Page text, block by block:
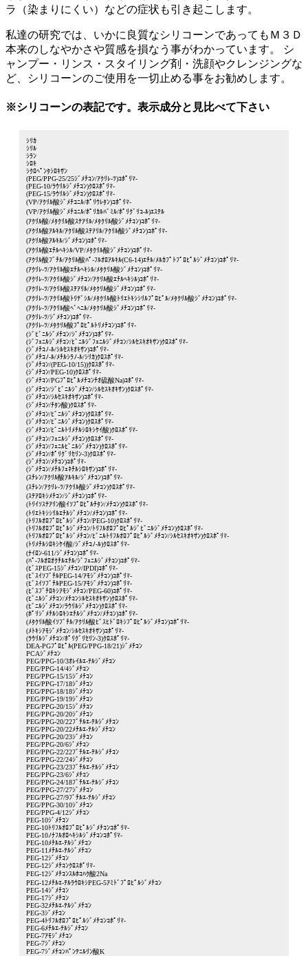
ラ（染まりにくい）などの症状も引き起こします。
私達の研究では、いかに良質なシリコーンであってもＭ３Ｄ
本来のしなやかさや質感を損なう事がわかっています。 シ
ャンプー・リンス・スタイリング剤・洗顔やクレンジングな
ど、シリコーンのご使用を一切止める事をお勧めします。
※シリコーンの表記です。表示成分と見比べて下さい
ｼﾘｶ
ｼﾘﾙ
ｼﾗﾝ
ｼﾛｷ
ｼｸﾛﾍﾟﾝﾀｼﾛｷｻﾝ
(PEG/PPG-25/25ｼﾞﾒﾁｺﾝ/ｱｸﾘﾚ-ﾂ)ｺﾎﾟﾘﾏ-
(PEG-10/ﾗｳﾘﾙｼﾞﾒﾁｺﾝ)ｸﾛｽﾎﾟﾘﾏ-
(PEG-15/ﾗｳﾘﾙｼﾞﾒﾁｺﾝ)ｸﾛｽﾎﾟﾘﾏ-
(VP/ｱｸﾘﾙ酸ｼﾞﾒﾁｺﾆﾙ/ﾎﾟﾘｳﾚﾀﾝ)ｺﾎﾟﾘﾏ-
(VP/ｱｸﾘﾙ酸ｼﾞﾒﾁｺﾆﾙ/ﾎﾟﾘｶﾙﾊﾞﾐﾙ/ﾎﾟﾘｸﾞﾘｺ-ﾙ)ｴｽﾃﾙ
(ｱｸﾘﾙ酸/ﾒﾀｸﾘﾙ酸ｽﾃｱﾘﾙ/ﾒﾀｸﾘﾙ酸ｼﾞﾒﾁｺﾝ)ｺﾎﾟﾘﾏ-
(ｱｸﾘﾙ酸ｱﾙｷﾙ/ｱｸﾘﾙ酸ｽﾃｱﾘﾙ/ｱｸﾘﾙ酸ｼﾞﾒﾁｺﾝ)ｺﾎﾟﾘﾏ-
(ｱｸﾘﾙ酸ｱﾙｷﾙ/ｼﾞﾒﾁｺﾝ)ｺﾎﾟﾘﾏ-
(ｱｸﾘﾙ酸ｴﾁﾙﾍｷｼﾙ/VP/ﾒﾀｸﾘﾙ酸ｼﾞﾒﾁｺﾝ)ｺﾎﾟﾘﾏ-
(ｱｸﾘﾙ酸ﾌﾞﾁﾙ/ｱｸﾘﾙ酸ﾊﾟ-ﾌﾙｵﾛｱﾙｷﾙ(C6-14)ｴﾁﾙ/ﾒﾙｶﾌﾟﾄﾌﾟﾛﾋﾟﾙｼﾞﾒﾁｺﾝ)ｺﾎﾟﾘﾏ-
(ｱｸﾘﾚ-ﾂ/ｱｸﾘﾙ酸ｴﾁﾙﾍｷｼﾙ/ﾒﾀｸﾘﾙ酸ｼﾞﾒﾁｺﾝ)ｺﾎﾟﾘﾏ-
(ｱｸﾘﾚ-ﾂ/ｱｸﾘﾙ酸ｼﾞﾒﾁｺﾝ/ｱｸﾘﾙ酸ｴﾁﾙﾍｷｼﾙ)ｺﾎﾟﾘﾏ-
(ｱｸﾘﾚ-ﾂ/ｱｸﾘﾙ酸ｽﾃｱﾘﾙ/ﾒﾀｸﾘﾙ酸ｼﾞﾒﾁｺﾝ)ｺﾎﾟﾘﾏ-
(ｱｸﾘﾚ-ﾂ/ｱｸﾘﾙ酸ﾄﾘﾃﾞｼﾙ/ﾒﾀｸﾘﾙ酸ﾄﾘｴﾄｷｼｼﾘﾙﾌﾟﾛﾋﾟﾙ/ﾒﾀｸﾘﾙ酸ｼﾞﾒﾁｺﾝ)ｺﾎﾟﾘﾏ-
(ｱｸﾘﾚ-ﾂ/ｱｸﾘﾙ酸ﾍﾞﾍﾆﾙ/ﾒﾀｸﾘﾙ酸ｼﾞﾒﾁｺﾝ)ｺﾎﾟﾘﾏ-
(ｱｸﾘﾚ-ﾂ/ｼﾞﾒﾁｺﾝ)ｺﾎﾟﾘﾏ-
(ｱｸﾘﾚ-ﾂ/ﾒﾀｸﾘﾙ酸ﾌﾟﾛﾋﾟﾙﾄﾘﾒﾁｺﾝ)ｺﾎﾟﾘﾏ-
(ｼﾞﾋﾞﾆﾙｼﾞﾒﾁｺﾝ/ｼﾞﾒﾁｺﾝ)ｺﾎﾟﾘﾏ-
(ｼﾞﾌｪﾆﾙｼﾞﾒﾁｺﾝ/ﾋﾞﾆﾙｼﾞﾌｪﾆﾙｼﾞﾒﾁｺﾝ/ｼﾙｾｽｷｵｷｻﾝ)ｸﾛｽﾎﾟﾘﾏ-
(ｼﾞﾒﾁｺﾉ-ﾙ/ｼﾙｾｽｷｵｷｻﾝ)ｺﾎﾟﾘﾏ-
(ｼﾞﾒﾁｺﾉ-ﾙ/ﾒﾁﾙｼﾗﾉ-ﾙ/ｼﾘｶ)ｸﾛｽﾎﾟﾘﾏ-
(ｼﾞﾒﾁｺﾝ/(PEG-10/15))ｸﾛｽﾎﾟﾘﾏ-
(ｼﾞﾒﾁｺﾝ/PEG-10)ｸﾛｽﾎﾟﾘﾏ-
(ｼﾞﾒﾁｺﾝ/PGﾌﾟﾛﾋﾟﾙﾒﾁｺﾝﾁｵ硫酸Na)ｺﾎﾟﾘﾏ-
(ｼﾞﾒﾁｺﾝ/ｼﾞﾋﾞﾆﾙｼﾞﾒﾁｺﾝ/ｼﾙｾｽｷｵｷｻﾝ)ｸﾛｽﾎﾟﾘﾏ-
(ｼﾞﾒﾁｺﾝ/ｼﾙｾｽｷｵｷｻﾝ)ｺﾎﾟﾘﾏ-
(ｼﾞﾒﾁｺﾝ/ﾁﾀﾝ酸)ｸﾛｽﾎﾟﾘﾏ-
(ｼﾞﾒﾁｺﾝ/ﾋﾞﾆﾙｼﾞﾒﾁｺﾝ)ｸﾛｽﾎﾟﾘﾏ-
(ｼﾞﾒﾁｺﾝ/ﾋﾞﾆﾙｼﾞﾒﾁｺﾝ)ｸﾛｽﾎﾟﾘﾏ-
(ｼﾞﾒﾁｺﾝ/ﾋﾞﾆﾙﾄﾘﾒﾁﾙｼﾛｷｼｹｲ酸)ｸﾛｽﾎﾟﾘﾏ-
(ｼﾞﾒﾁｺﾝ/ﾌｪﾆﾙｼﾞﾒﾁｺﾝ)ｸﾛｽﾎﾟﾘﾏ-
(ｼﾞﾒﾁｺﾝ/ﾌｪﾆﾙﾋﾞﾆﾙｼﾞﾒﾁｺﾝ)ｸﾛｽﾎﾟﾘﾏ-
(ｼﾞﾒﾁｺﾝ/ﾎﾟﾘｸﾞﾘｾﾘﾝ-3)ｸﾛｽﾎﾟﾘﾏ-
(ｼﾞﾒﾁｺﾝ/ﾒﾁｺﾝ)ｺﾎﾟﾘﾏ-
(ｼﾞﾒﾁｺﾝ/ﾒﾁﾙﾌｪﾈﾁﾙｼﾛｷｻﾝ)ｺﾎﾟﾘﾏ-
(ｽﾁﾚﾝ/ｱｸﾘﾙ酸ｱﾙｷﾙ/ｼﾞﾒﾁｺﾝ)ｺﾎﾟﾘﾏ-
(ｽﾁﾚﾝ/ｱｸﾘﾚ-ﾂ/ｱｸﾘﾙ酸ｼﾞﾒﾁｺﾝ)ｸﾛｽﾎﾟﾘﾏ-
(ｽﾃｱﾛｷｼﾒﾁｺﾝ/ｼﾞﾒﾁｺﾝ)ｺﾎﾟﾘﾏ-
(ﾄﾘｲｿｽﾃｱﾘﾝ酸ｲｿﾌﾟﾛﾋﾟﾙﾁﾀﾝ/ﾒﾁｺﾝ)ｸﾛｽﾎﾟﾘﾏ-
(ﾄﾘｴﾄｷｼｼﾘﾙｴﾁﾙｼﾞﾒﾁｺﾝ/ﾒﾁｺﾝ)ｺﾎﾟﾘﾏ-
(ﾄﾘﾌﾙｵﾛﾌﾟﾛﾋﾟﾙｼﾞﾒﾁｺﾝ/PEG-10)ｸﾛｽﾎﾟﾘﾏ-
(ﾄﾘﾌﾙｵﾛﾌﾟﾛﾋﾟﾙｼﾞﾒﾁｺﾝ/ﾄﾘﾌﾙｵﾛﾌﾟﾛﾋﾟﾙｼﾞﾋﾞﾆﾙｼﾞﾒﾁｺﾝ)ｸﾛｽﾎﾟﾘﾏ-
(ﾄﾘﾌﾙｵﾛﾌﾟﾛﾋﾟﾙｼﾞﾒﾁｺﾝ/ﾋﾞﾆﾙﾄﾘﾌﾙｵﾛﾌﾟﾛﾋﾟﾙｼﾞﾒﾁｺﾝ/ｼﾙｾｽｷｵｷｻﾝ)ｸﾛｽﾎﾟﾘﾏ-
(ﾄﾘﾒﾁﾙｼﾛｷｼｹｲ酸/ｼﾞﾒﾁｺﾉ-ﾙ)ｸﾛｽﾎﾟﾘﾏ-
(ﾅｲﾛﾝ-611/ｼﾞﾒﾁｺﾝ)ｺﾎﾟﾘﾏ-
(ﾊﾟ-ﾌﾙｵﾛｵｸﾁﾙｴﾁﾙ/ｼﾞﾌｪﾆﾙｼﾞﾒﾁｺﾝ)ｺﾎﾟﾘﾏ-
(ﾋﾞｽPEG-15ｼﾞﾒﾁｺﾝ/IPDI)ｺﾎﾟﾘﾏ-
(ﾋﾞｽｲｿﾌﾞﾁﾙPEG-14/ｱﾓｼﾞﾒﾁｺﾝ)ｺﾎﾟﾘﾏ-
(ﾋﾞｽｲｿﾌﾞﾁﾙPEG-15/ｱﾓｼﾞﾒﾁｺﾝ)ｺﾎﾟﾘﾏ-
(ﾋﾞｽﾌﾞﾁﾛｷｼｱﾓｼﾞﾒﾁｺﾝ/PEG-60)ｺﾎﾟﾘﾏ-
(ﾋﾞﾆﾙｼﾞﾒﾁｺﾝ/ﾒﾁｺﾝｼﾙｾｽｷｵｷｻﾝ)ｸﾛｽﾎﾟﾘﾏ-
(ﾋﾞﾆﾙｼﾞﾒﾁｺﾝ/ﾗｳﾘﾙｼﾞﾒﾁｺﾝ)ｸﾛｽﾎﾟﾘﾏ-
(ﾎﾟﾘｼﾞﾒﾁﾙｼﾛｷｼｴﾁﾙｼﾞﾒﾁｺﾝ/ﾒﾁｺﾝ)ｺﾎﾟﾘﾏ-
(ﾒﾀｸﾘﾙ酸ｲｿﾌﾞﾁﾙ/ｱｸﾘﾙ酸ﾋﾞｽﾋﾄﾞﾛｷｼﾌﾟﾛﾋﾟﾙｼﾞﾒﾁｺﾝ)ｺﾎﾟﾘﾏ-
(ﾒﾄｷｼｱﾓｼﾞﾒﾁｺﾝ/ｼﾙｾｽｷｵｷｻﾝ)ｺﾎﾟﾘﾏ-
(ﾗｳﾘﾙｼﾞﾒﾁｺﾝ/ﾎﾟﾘｸﾞﾘｾﾘﾝ-3)ｸﾛｽﾎﾟﾘﾏ-
DEA-PGﾌﾟﾛﾋﾟﾙ(PEG/PPG-18/21)ｼﾞﾒﾁｺﾝ
PCAｼﾞﾒﾁｺﾝ
PEG/PPG-10/3ｵﾚｲﾙｴ-ﾃﾙｼﾞﾒﾁｺﾝ
PEG/PPG-14/4ｼﾞﾒﾁｺﾝ
PEG/PPG-15/15ｼﾞﾒﾁｺﾝ
PEG/PPG-17/18ｼﾞﾒﾁｺﾝ
PEG/PPG-18/18ｼﾞﾒﾁｺﾝ
PEG/PPG-19/19ｼﾞﾒﾁｺﾝ
PEG/PPG-20/15ｼﾞﾒﾁｺﾝ
PEG/PPG-20/20ｼﾞﾒﾁｺﾝ
PEG/PPG-20/22ﾌﾞﾁﾙｴ-ﾃﾙｼﾞﾒﾁｺﾝ
PEG/PPG-20/22ﾒﾁﾙｴ-ﾃﾙｼﾞﾒﾁｺﾝ
PEG/PPG-20/23ｼﾞﾒﾁｺﾝ
PEG/PPG-20/6ｼﾞﾒﾁｺﾝ
PEG/PPG-22/22ﾌﾞﾁﾙｴ-ﾃﾙｼﾞﾒﾁｺﾝ
PEG/PPG-22/24ｼﾞﾒﾁｺﾝ
PEG/PPG-23/23ﾌﾞﾁﾙｴ-ﾃﾙｼﾞﾒﾁｺﾝ
PEG/PPG-23/6ｼﾞﾒﾁｺﾝ
PEG/PPG-24/18ﾌﾞﾁﾙｴ-ﾃﾙｼﾞﾒﾁｺﾝ
PEG/PPG-27/27ｼﾞﾒﾁｺﾝ
PEG/PPG-27/9ﾌﾞﾁﾙｴ-ﾃﾙｼﾞﾒﾁｺﾝ
PEG/PPG-30/10ｼﾞﾒﾁｺﾝ
PEG/PPG-4/12ｼﾞﾒﾁｺﾝ
PEG-10ｼﾞﾒﾁｺﾝ
PEG-10ﾄﾘﾌﾙｵﾛﾌﾟﾛﾋﾟﾙｼﾞﾒﾁｺﾝｺﾎﾟﾘﾏ-
PEG-10ﾉﾅﾌﾙｵﾛﾍｷｼﾙｼﾞﾒﾁｺﾝｺﾎﾟﾘﾏ-
PEG-10ﾒﾁﾙｴ-ﾃﾙｼﾞﾒﾁｺﾝ
PEG-11ﾒﾁﾙｴ-ﾃﾙｼﾞﾒﾁｺﾝ
PEG-12ｼﾞﾒﾁｺﾝ
PEG-12ｼﾞﾒﾁｺﾝｸﾛｽﾎﾟﾘﾏ-
PEG-12ｼﾞﾒﾁｺﾝｽﾙﾎｺﾊｸ酸2Na
PEG-12ﾒﾁﾙｴ-ﾃﾙﾗｳﾛｷｼPEG-5ｱﾐﾄﾞﾌﾟﾛﾋﾟﾙｼﾞﾒﾁｺﾝ
PEG-14ｼﾞﾒﾁｺﾝ
PEG-17ｼﾞﾒﾁｺﾝ
PEG-32ﾒﾁﾙｴ-ﾃﾙｼﾞﾒﾁｺﾝ
PEG-3ｼﾞﾒﾁｺﾝ
PEG-4ﾄﾘﾌﾙｵﾛﾌﾟﾛﾋﾟﾙｼﾞﾒﾁｺﾝｺﾎﾟﾘﾏ-
PEG-6ﾒﾁﾙｴ-ﾃﾙｼﾞﾒﾁｺﾝ
PEG-7ｱﾓｼﾞﾒﾁｺﾝ
PEG-7ｼﾞﾒﾁｺﾝ
PEG-7ｼﾞﾒﾁｺﾝﾊﾟﾝﾃﾆﾙﾘﾝ酸K